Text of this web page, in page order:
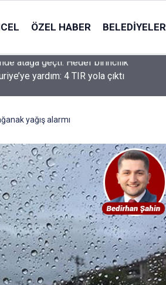
ÖZEL HABER BELEDIYELER
yardım: 4 TIR yola çıktı
yağış alarmı